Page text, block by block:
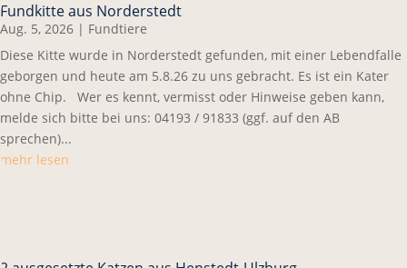
Fundkitte aus Norderstedt
Aug. 5, 2026 | Fundtiere
Diese Kitte wurde in Norderstedt gefunden, mit einer Lebendfalle
geborgen und heute am 5.8.26 zu uns gebracht. Es ist ein Kater
ohne Chip. Wer es kennt, vermisst oder Hinweise geben kann,
melde sich bitte bei uns: 04193 / 91833 (ggf. auf den AB
sprechen)...
mehr lesen